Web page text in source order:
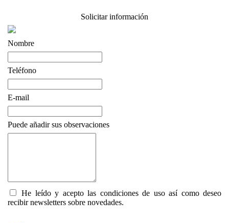
Solicitar información
Nombre
Teléfono
E-mail
Puede añadir sus observaciones
He leído y acepto las condiciones de uso así como deseo
recibir newsletters sobre novedades.